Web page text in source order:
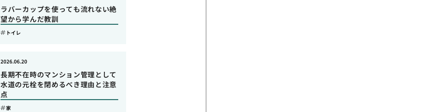
ラバーカップを使っても流れない絶
望から学んだ教訓
トイレ
長期不在時のマンション管理として
水道の元栓を閉めるべき理由と注意
点
2026.06.20
家